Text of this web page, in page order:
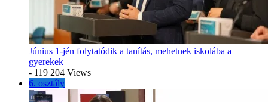
Június 1-jén folytatódik a tanítás, mehetnek iskolába a
gyerekek
- 119 204 Views
6. osztály